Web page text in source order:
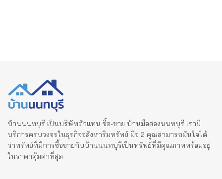
บ้านนนทบุรี เป็นบริษัทตัวแทน ซื้อ-ขาย บ้านมือสองนนทบุรี เรามี
บริการครบวงจรในธุรกิจอสังหาริมทรัพย์ มือ 2 คุณสามารถมั่นใจได้
ว่าทรัพย์ที่มีการซื้อขายกับบ้านนนทบุรีเป็นทรัพย์ที่มีคุณภาพพร้อมอยู่
ในราคาคุ้มค่าที่สุด